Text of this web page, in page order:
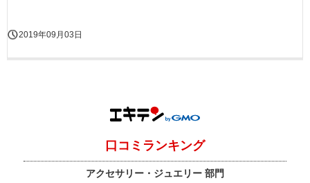
2019年09月03日